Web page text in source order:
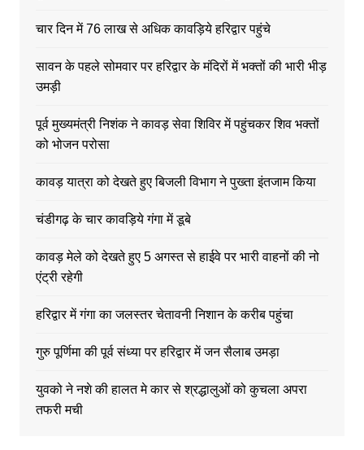
चार दिन में 76 लाख से अधिक कावड़िये हरिद्वार पहुंचे
सावन के पहले सोमवार पर हरिद्वार के मंदिरों में भक्तों की भारी भीड़
उमड़ी
पूर्व मुख्यमंत्री निशंक ने कावड़ सेवा शिविर में पहुंचकर शिव भक्तों
को भोजन परोसा
कावड़ यात्रा को देखते हुए बिजली विभाग ने पुख्ता इंतजाम किया
चंडीगढ़ के चार कावड़िये गंगा में डूबे
कावड़ मेले को देखते हुए 5 अगस्त से हाईवे पर भारी वाहनों की नो
एंट्री रहेगी
हरिद्वार में गंगा का जलस्तर चेतावनी निशान के करीब पहुंचा
गुरु पूर्णिमा की पूर्व संध्या पर हरिद्वार में जन सैलाब उमड़ा
युवको ने नशे की हालत मे कार से श्रद्धालुओं को कुचला अपरा
तफरी मची